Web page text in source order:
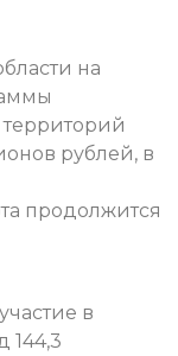
на
рублей, в
продолжится
в
144,3